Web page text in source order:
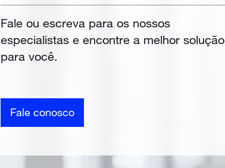
Fale ou escreva para os nossos
especialistas e encontre a melhor solução
para você.
Fale conosco